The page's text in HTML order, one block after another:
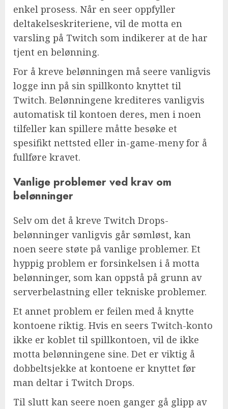
enkel prosess. Når en seer oppfyller
deltakelseskriteriene, vil de motta en
varsling på Twitch som indikerer at de har
tjent en belønning.
For å kreve belønningen må seere vanligvis
logge inn på sin spillkonto knyttet til
Twitch. Belønningene krediteres vanligvis
automatisk til kontoen deres, men i noen
tilfeller kan spillere måtte besøke et
spesifikt nettsted eller in-game-meny for å
fullføre kravet.
Vanlige problemer ved krav om
belønninger
Selv om det å kreve Twitch Drops-
belønninger vanligvis går sømløst, kan
noen seere støte på vanlige problemer. Et
hyppig problem er forsinkelsen i å motta
belønninger, som kan oppstå på grunn av
serverbelastning eller tekniske problemer.
Et annet problem er feilen med å knytte
kontoene riktig. Hvis en seers Twitch-konto
ikke er koblet til spillkontoen, vil de ikke
motta belønningene sine. Det er viktig å
dobbeltsjekke at kontoene er knyttet før
man deltar i Twitch Drops.
Til slutt kan seere noen ganger gå glipp av